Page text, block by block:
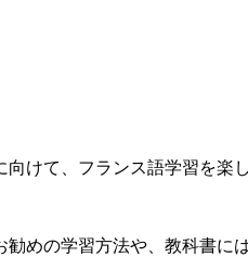
けて、フランス語学習を楽
めの学習方法や、教科書に